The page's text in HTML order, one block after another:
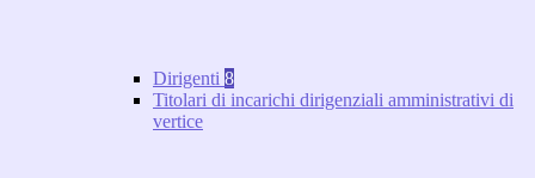
Dirigenti 8
Titolari di incarichi dirigenziali amministrativi di
vertice